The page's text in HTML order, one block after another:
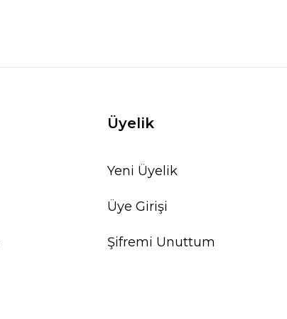
Üyelik
Yeni Üyelik
Üye Girişi
Şifremi Unuttum